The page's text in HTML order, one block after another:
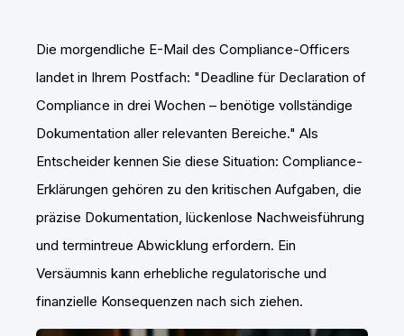
Die morgendliche E-Mail des Compliance-Officers
landet in Ihrem Postfach: "Deadline für Declaration of
Compliance in drei Wochen – benötige vollständige
Dokumentation aller relevanten Bereiche." Als
Entscheider kennen Sie diese Situation: Compliance-
Erklärungen gehören zu den kritischen Aufgaben, die
präzise Dokumentation, lückenlose Nachweisführung
und termintreue Abwicklung erfordern. Ein
Versäumnis kann erhebliche regulatorische und
finanzielle Konsequenzen nach sich ziehen.